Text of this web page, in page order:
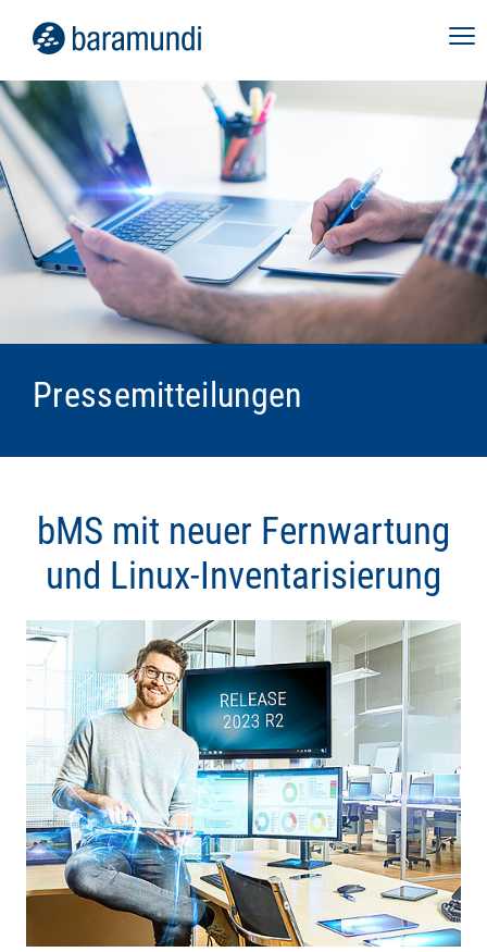
Pressemitteilungen
bMS mit neuer Fernwartung
und Linux-Inventarisierung